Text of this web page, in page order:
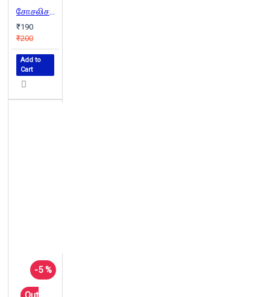
சோசலிசம் தான் எதிர்காலம்
₹190
₹200
Add to
Cart
-5 %